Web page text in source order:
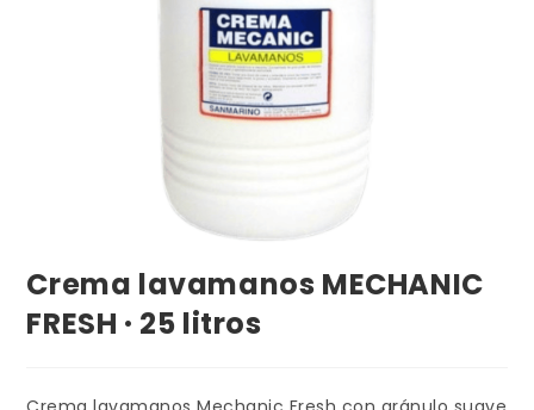
Crema lavamanos MECHANIC
FRESH · 25 litros